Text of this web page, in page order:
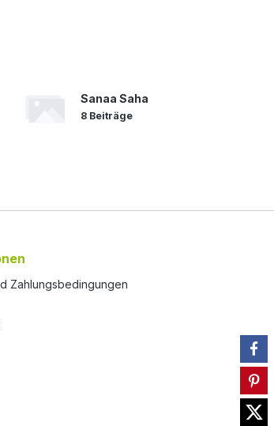
Sanaa Saha
8 Beiträge
Zahlungsbedingungen